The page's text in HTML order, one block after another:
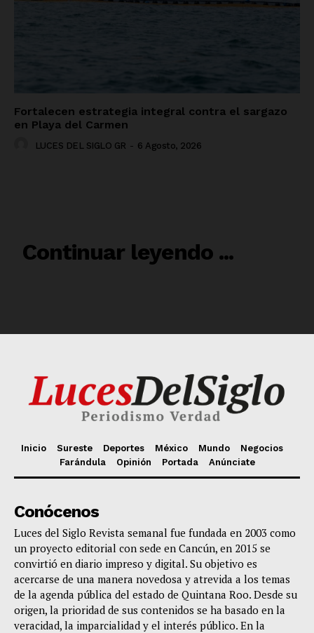
Inicio Sureste Deportes México Mundo
Negocios
Farándula
Opinión Portada Anúnciate
Conócenos
Luces del Siglo Revista semanal fue fundada en 2003 como
un proyecto editorial con sede en Cancún, en 2015 se
convirtió en diario impreso y digital. Su objetivo es
acercarse de una manera novedosa y atrevida a los temas
de la agenda pública del estado de Quintana Roo. Desde su
origen, la prioridad de sus contenidos se ha basado en la
veracidad, la imparcialidad y el interés público. En la